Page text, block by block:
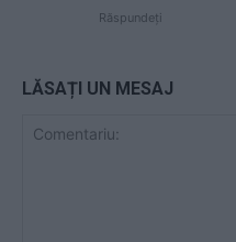
Răspundeți
LĂSAȚI UN MESAJ